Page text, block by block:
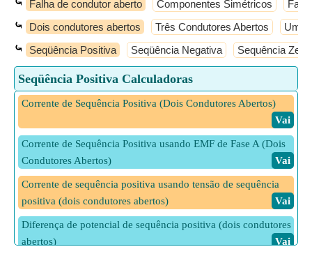
Falha de condutor aberto Componentes Simétricos
⤿ Dois condutores abertos Três Condutores Abertos Um
⤿ Seqüência Positiva Seqüência Negativa Sequência Zero
Seqüência Positiva Calculadoras
Corrente de Sequência Positiva (Dois Condutores Abertos)
​ Vai
Corrente de Sequência Positiva usando EMF de Fase A (Dois
Condutores Abertos)
​ Vai
Corrente de sequência positiva usando tensão de sequência
positiva (dois condutores abertos)
​ Vai
Diferença de potencial de sequência positiva (dois condutores
abertos)
​ Vai